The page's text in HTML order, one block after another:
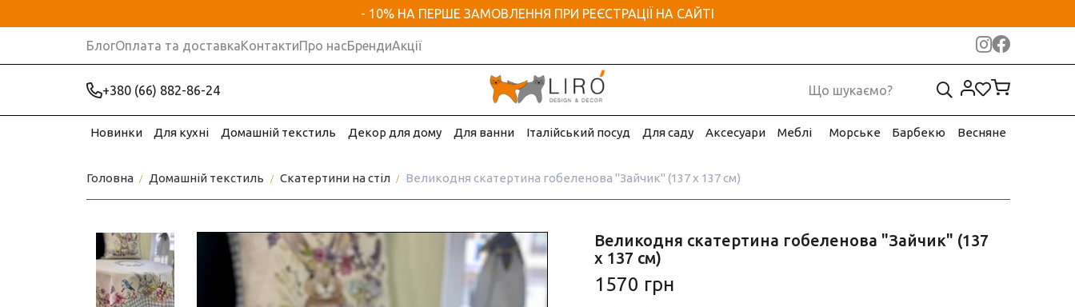
- 10% НА ПЕРШЕ ЗАМОВЛЕННЯ ПРИ РЕЄСТРАЦІЇ НА САЙТІ
БлогОплата та доставкаКонтактиПро насБрендиАкції
+380 (66) 882-86-24
Новинки Для кухні Домашній текстиль Декор для дому Для ванни Італійський посуд Для саду Аксесуари Меблі Морське Барбекю Весняне
Головна Домашній текстиль Скатертини на стіл Великодня скатертина гобеленова "Зайчик" (137 х 137 см)
Великодня скатертина гобеленова "Зайчик" (137
х 137 см)
1570 грн